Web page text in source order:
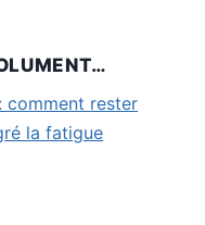
comment rester
la fatigue